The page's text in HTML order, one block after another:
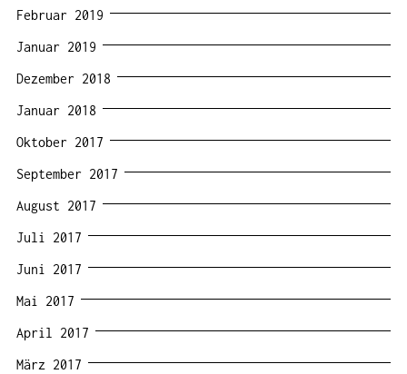
Februar 2019
Januar 2019
Dezember 2018
Januar 2018
Oktober 2017
September 2017
August 2017
Juli 2017
Juni 2017
Mai 2017
April 2017
März 2017